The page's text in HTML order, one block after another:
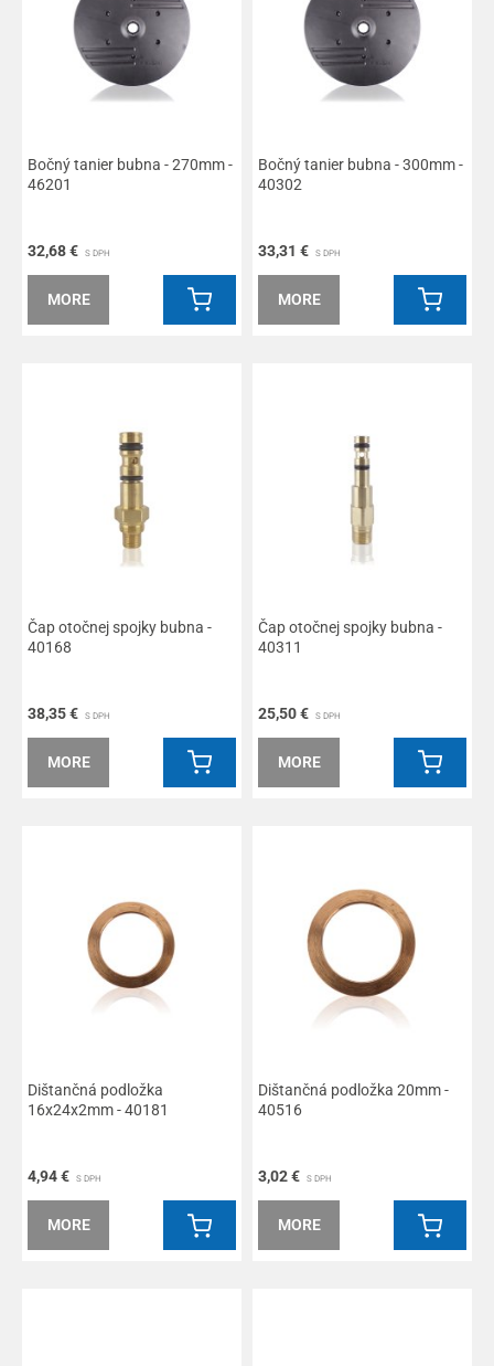
Bočný tanier bubna - 270mm -
46201
32,68 € S DPH
MORE
Bočný tanier bubna - 300mm -
40302
33,31 € S DPH
MORE
Čap otočnej spojky bubna -
40168
38,35 € S DPH
MORE
Čap otočnej spojky bubna -
40311
25,50 € S DPH
MORE
Dištančná podložka
16x24x2mm - 40181
4,94 € S DPH
MORE
Dištančná podložka 20mm -
40516
3,02 € S DPH
MORE